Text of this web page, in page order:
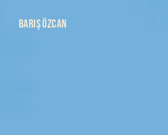
BARIŞ ÖZCAN